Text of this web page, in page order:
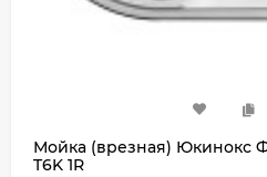
Мойка (врезная) Юкинокс
T6K 1R